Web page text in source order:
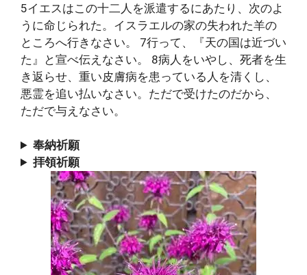
5イエスはこの十二人を派遣するにあたり、次のよ
うに命じられた。イスラエルの家の失われた羊の
ところへ行きなさい。 7行って、『天の国は近づい
た』と宣べ伝えなさい。 8病人をいやし、死者を生
き返らせ、重い皮膚病を患っている人を清くし、
悪霊を追い払いなさい。ただで受けたのだから、
ただで与えなさい。
奉納祈願
拝領祈願